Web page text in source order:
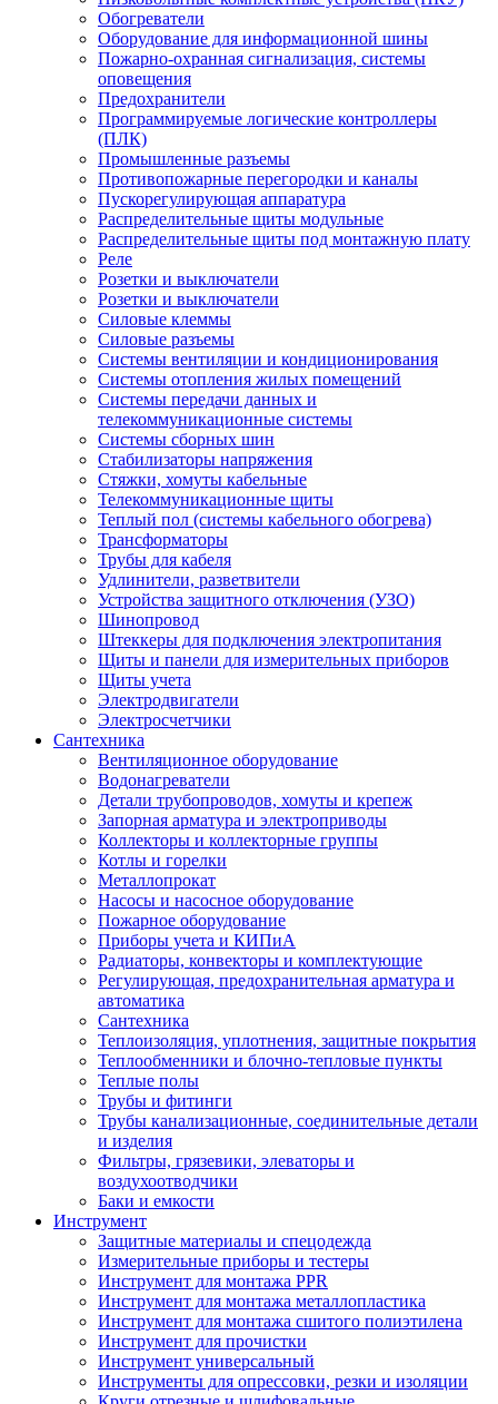
Обогреватели
Оборудование для информационной шины
Пожарно-охранная сигнализация, системы
оповещения
Предохранители
Программируемые логические контроллеры
(ПЛК)
Промышленные разъемы
Противопожарные перегородки и каналы
Пускорегулирующая аппаратура
Распределительные щиты модульные
Распределительные щиты под монтажную плату
Реле
Розетки и выключатели
Розетки и выключатели
Силовые клеммы
Силовые разъемы
Системы вентиляции и кондиционирования
Системы отопления жилых помещений
Системы передачи данных и
телекоммуникационные системы
Системы сборных шин
Стабилизаторы напряжения
Стяжки, хомуты кабельные
Телекоммуникационные щиты
Теплый пол (системы кабельного обогрева)
Трансформаторы
Трубы для кабеля
Удлинители, разветвители
Устройства защитного отключения (УЗО)
Шинопровод
Штеккеры для подключения электропитания
Щиты и панели для измерительных приборов
Щиты учета
Электродвигатели
Электросчетчики
Сантехника
Вентиляционное оборудование
Водонагреватели
Детали трубопроводов, хомуты и крепеж
Запорная арматура и электроприводы
Коллекторы и коллекторные группы
Котлы и горелки
Металлопрокат
Насосы и насосное оборудование
Пожарное оборудование
Приборы учета и КИПиА
Радиаторы, конвекторы и комплектующие
Регулирующая, предохранительная арматура и
автоматика
Сантехника
Теплоизоляция, уплотнения, защитные покрытия
Теплообменники и блочно-тепловые пункты
Теплые полы
Трубы и фитинги
Трубы канализационные, соединительные детали
и изделия
Фильтры, грязевики, элеваторы и
воздухоотводчики
Баки и емкости
Инструмент
Защитные материалы и спецодежда
Измерительные приборы и тестеры
Инструмент для монтажа PPR
Инструмент для монтажа металлопластика
Инструмент для монтажа сшитого полиэтилена
Инструмент для прочистки
Инструмент универсальный
Инструменты для опрессовки, резки и изоляции